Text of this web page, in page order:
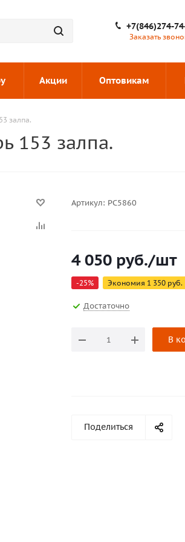
+7(846)274-
Заказать
Акции Оптовикам
залпа.
153 залпа.
Артикул: РС5860
4 050 руб./шт
-25% Экономия 1 350 руб.
Достаточно
В
Поделиться